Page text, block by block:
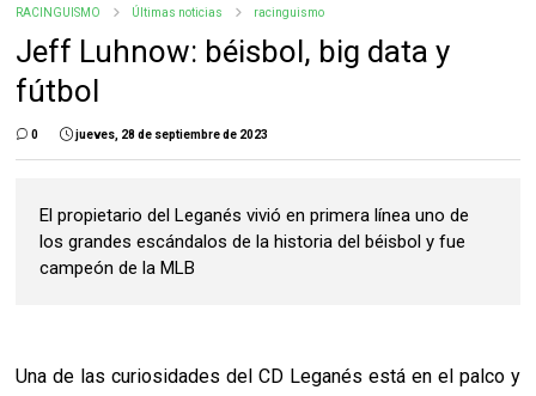
RACINGUISMO Últimas noticias racinguismo
Jeff Luhnow: béisbol, big data y
fútbol
0 jueves, 28 de septiembre de 2023
El propietario del Leganés vivió en primera línea uno de
los grandes escándalos de la historia del béisbol y fue
campeón de la MLB
Una de las curiosidades del CD Leganés está en el palco y